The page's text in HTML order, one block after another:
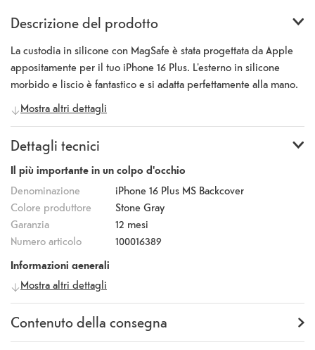
Descrizione del prodotto
La custodia in silicone con MagSafe è stata progettata da Apple
appositamente per il tuo iPhone 16 Plus. L'esterno in silicone
morbido e liscio è fantastico e si adatta perfettamente alla mano.
E all'interno, una morbida fodera in microfibra offre una
protezione extra. Oltre al grande design, la custodia offre anche
allineano perfettamente con iPhone 16 Plus, si attacca e si stacca
magicamente per una ricarica wireless più veloce. I magneti
perfettamente allineati rendono la ricarica senza fili più veloce e
semplice che mai. Durante la ricarica, lasciate semplicemente
l'iPhone nella sua custodia e agganciate il tuo caricabatterie
MagSafe o mettetelo sul tuo caricabatterie certificato Qi.
Mostra altri dettagli
Dettagli tecnici
Il più importante in un colpo d'occhio
Denominazione
iPhone 16 Plus MS Backcover
Colore produttore
Stone Gray
Garanzia
12 mesi
Numero articolo
100016389
Informazioni generali
Produttore
Numero
produttore
MYYC3ZM/A
Mostra altri dettagli
Contenuto della consegna
Fornitura Backcover